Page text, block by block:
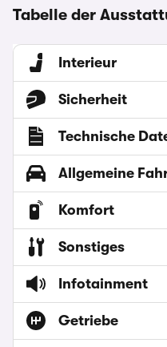
Tabelle der
Interieur
Sicherheit
Technische
Allgemeine
Komfort
Sonstiges
Infotainment
Getriebe